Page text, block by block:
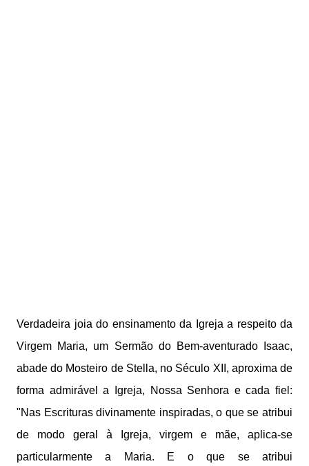
Verdadeira joia do ensinamento da Igreja a respeito da
Virgem Maria, um Sermão do Bem-aventurado Isaac,
abade do Mosteiro de Stella, no Século XII, aproxima de
forma admirável a Igreja, Nossa Senhora e cada fiel:
"Nas Escrituras divinamente inspiradas, o que se atribui
de modo geral à Igreja, virgem e mãe, aplica-se
particularmente a Maria. E o que se atribui